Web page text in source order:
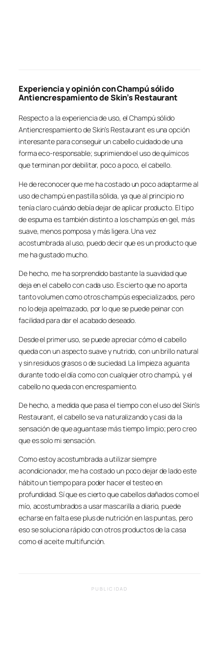
Experiencia y opinión con Champú sólido
Antiencrespamiento de Skin’s Restaurant
Respecto a la experiencia de uso, el Champú sólido
Antiencrespamiento de Skin’s Restaurant es una opción
interesante para conseguir un cabello cuidado de una
forma eco-responsable; suprimiendo el uso de químicos
que terminan por debilitar, poco a poco, el cabello.
He de reconocer que me ha costado un poco adaptarme al
uso de champú en pastilla sólida, ya que al principio no
tenía claro cuándo debía dejar de aplicar producto. El tipo
de espuma es también distinto a los champús en gel, más
suave, menos pomposa y más ligera. Una vez
acostumbrada al uso, puedo decir que es un producto que
me ha gustado mucho.
De hecho, me ha sorprendido bastante la suavidad que
deja en el cabello con cada uso. Es cierto que no aporta
tanto volumen como otros champús especializados, pero
no lo deja apelmazado, por lo que se puede peinar con
facilidad para dar el acabado deseado.
Desde el primer uso, se puede apreciar cómo el cabello
queda con un aspecto suave y nutrido, con un brillo natural
y sin residuos grasos o de suciedad. La limpieza aguanta
durante todo el día como con cualquier otro champú, y el
cabello no queda con encrespamiento.
De hecho, a medida que pasa el tiempo con el uso del Skin’s
Restaurant, el cabello se va naturalizando y casi da la
sensación de que aguantase más tiempo limpio; pero creo
que es solo mi sensación.
Como estoy acostumbrada a utilizar siempre
acondicionador, me ha costado un poco dejar de lado este
hábito un tiempo para poder hacer el testeo en
profundidad. Sí que es cierto que cabellos dañados como el
mío, acostumbrados a usar mascarilla a diario, puede
echarse en falta ese plus de nutrición en las puntas, pero
eso se soluciona rápido con otros productos de la casa
como el aceite multifunción.
PUBLICIDAD